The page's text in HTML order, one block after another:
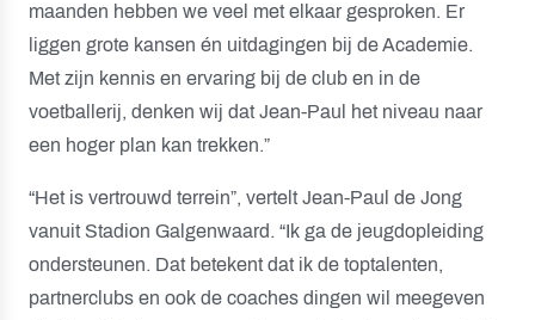
maanden hebben we veel met elkaar gesproken. Er
liggen grote kansen én uitdagingen bij de Academie.
Met zijn kennis en ervaring bij de club en in de
voetballerij, denken wij dat Jean-Paul het niveau naar
een hoger plan kan trekken.”
“Het is vertrouwd terrein”, vertelt Jean-Paul de Jong
vanuit Stadion Galgenwaard. “Ik ga de jeugdopleiding
ondersteunen. Dat betekent dat ik de toptalenten,
partnerclubs en ook de coaches dingen wil meegeven